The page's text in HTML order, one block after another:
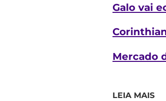
Galo vai
Mercado
LEIA MAIS